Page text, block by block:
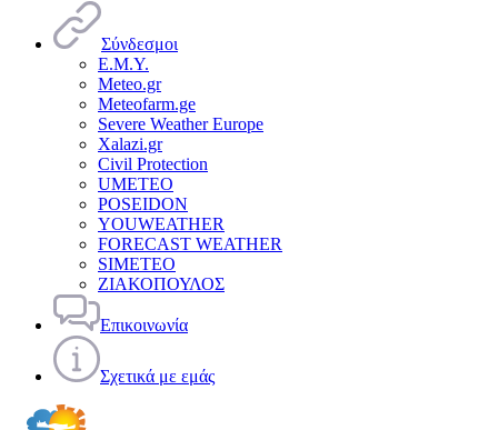
Σύνδεσμοι
Ε.Μ.Υ.
Meteo.gr
Meteofarm.ge
Severe Weather Europe
Xalazi.gr
Civil Protection
UMETEO
POSEIDON
YOUWEATHER
FORECAST WEATHER
SIMETEO
ΖΙΑΚΟΠΟΥΛΟΣ
Επικοινωνία
Σχετικά με εμάς